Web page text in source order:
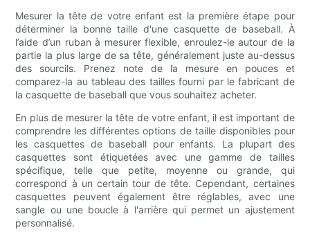
Mesurer la tête de votre enfant est la première étape pour
déterminer la bonne taille d'une casquette de baseball. À
l’aide d’un ruban à mesurer flexible, enroulez-le autour de la
partie la plus large de sa tête, généralement juste au-dessus
des sourcils. Prenez note de la mesure en pouces et
comparez-la au tableau des tailles fourni par le fabricant de
la casquette de baseball que vous souhaitez acheter.
En plus de mesurer la tête de votre enfant, il est important de
comprendre les différentes options de taille disponibles pour
les casquettes de baseball pour enfants. La plupart des
casquettes sont étiquetées avec une gamme de tailles
spécifique, telle que petite, moyenne ou grande, qui
correspond à un certain tour de tête. Cependant, certaines
casquettes peuvent également être réglables, avec une
sangle ou une boucle à l'arrière qui permet un ajustement
personnalisé.